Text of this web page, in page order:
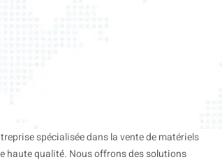
spécialisée dans la vente de matériels
haute qualité. Nous offrons des solutions